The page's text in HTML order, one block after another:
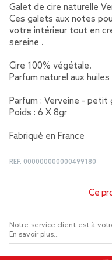
Galet de cire naturelle
Ces galets aux notes
votre intérieur tout en
sereine .
Cire 100% végétale.
Parfum naturel aux
Parfum : Verveine - petit
Poids : 6 X 8gr
Fabriqué en France
REF. 000000000000499180
Ce
Notre service client est à
En savoir plus...